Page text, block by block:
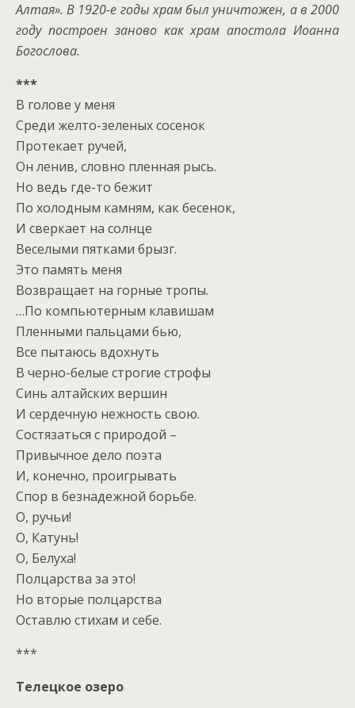
Алтая». В 1920-е годы храм был уничтожен, а в 2000
году построен заново как храм апостола Иоанна
Богослова.
***
В голове у меня
Среди желто-зеленых сосенок
Протекает ручей,
Он ленив, словно пленная рысь.
Но ведь где-то бежит
По холодным камням, как бесенок,
И сверкает на солнце
Веселыми пятками брызг.
Это память меня
Возвращает на горные тропы.
…По компьютерным клавишам
Пленными пальцами бью,
Все пытаюсь вдохнуть
В черно-белые строгие строфы
Синь алтайских вершин
И сердечную нежность свою.
Состязаться с природой –
Привычное дело поэта
И, конечно, проигрывать
Спор в безнадежной борьбе.
О, ручьи!
О, Катунь!
О, Белуха!
Полцарства за это!
Но вторые полцарства
Оставлю стихам и себе.
***
Телецкое озеро